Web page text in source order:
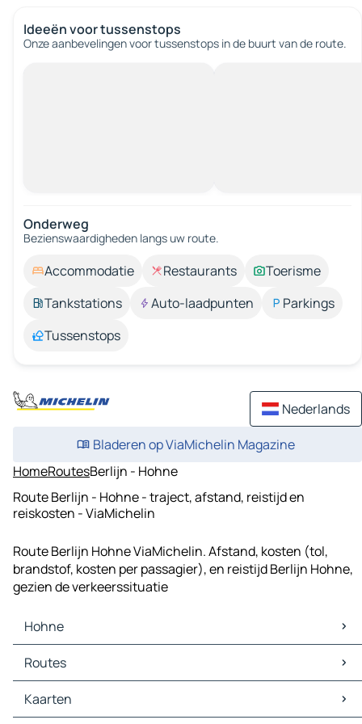
Ideeën voor tussenstops
Onze aanbevelingen voor tussenstops in de buurt van de route.
Onderweg
Bezienswaardigheden langs uw route.
Accommodatie Restaurants
Toerisme
Tankstations
Auto-laadpunten
Parkings
Tussenstops
Nederlands
Bladeren op ViaMichelin Magazine
HomeRoutesBerlijn - Hohne
Route Berlijn - Hohne - traject, afstand, reistijd en
reiskosten - ViaMichelin
Route Berlijn Hohne ViaMichelin. Afstand, kosten (tol,
brandstof, kosten per passagier), en reistijd Berlijn Hohne,
gezien de verkeerssituatie
Hohne
Hohne Kaarten
Hohne Verkeer
Hohne Hotels
Hohne Restaurants
Routes
Routes Hohne - Gifhorn
Routes Hohne - Uetze
Kaarten